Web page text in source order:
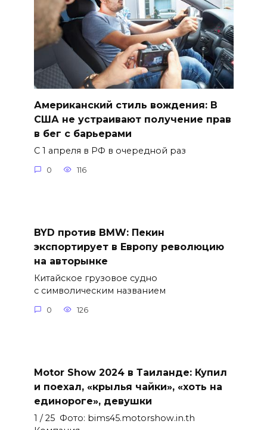
Американский стиль вождения: В
США не устраивают получение прав
в бег с барьерами
С 1 апреля в РФ в очередной раз
0 116
BYD против BMW: Пекин
экспортирует в Европу революцию
на авторынке
Китайское грузовое судно
с символическим названием
0 126
Motor Show 2024 в Таиланде: Купил
и поехал, «крылья чайки», «хоть на
единороге», девушки
1 / 25 Фото: bims45.motorshow.in.th